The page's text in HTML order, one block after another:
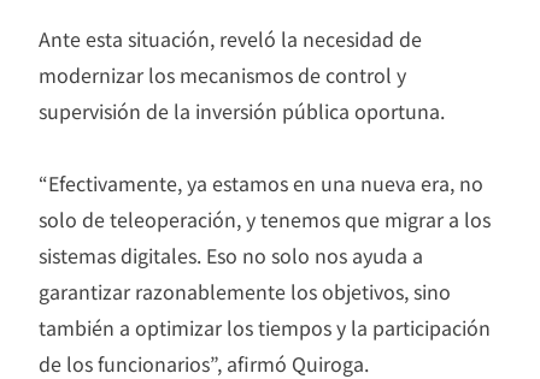
Ante esta situación, reveló la necesidad de
modernizar los mecanismos de control y
supervisión de la inversión pública oportuna.
“Efectivamente, ya estamos en una nueva era, no
solo de teleoperación, y tenemos que migrar a los
sistemas digitales. Eso no solo nos ayuda a
garantizar razonablemente los objetivos, sino
también a optimizar los tiempos y la participación
de los funcionarios”, afirmó Quiroga.